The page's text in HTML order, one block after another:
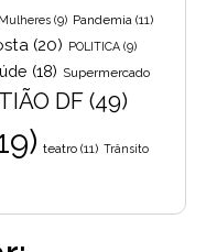
Mulheres (9) Pandemia (11)
(20) POLITICA (9)
(18) Supermercado
DF (49)
teatro (11) Trânsito